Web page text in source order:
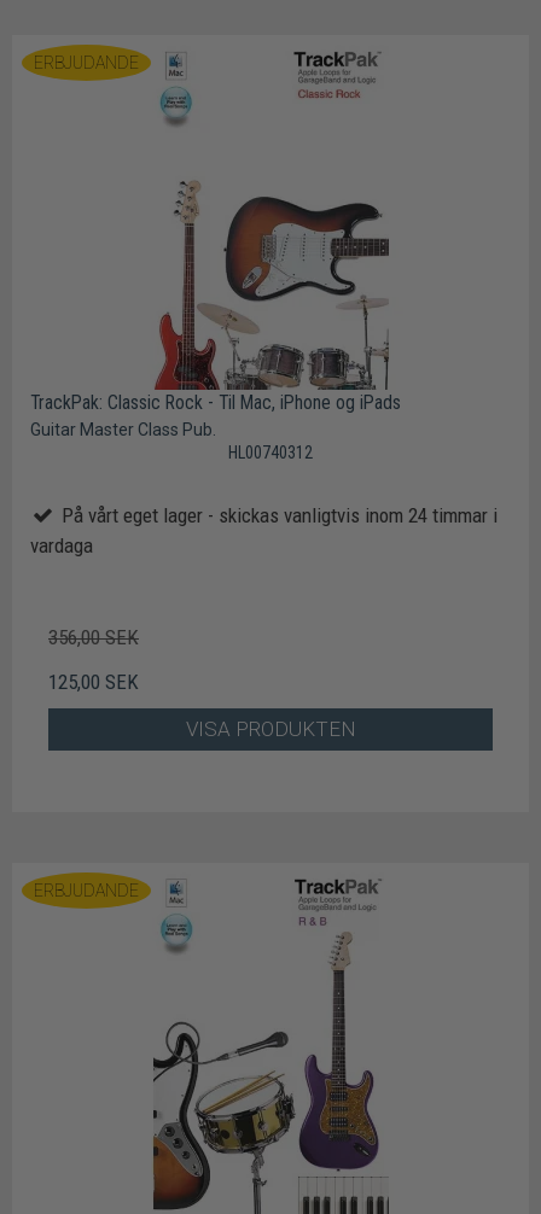
ERBJUDANDE
TrackPak: Classic Rock - Til Mac, iPhone og iPads
Guitar Master Class Pub.
HL00740312
På vårt eget lager - skickas vanligtvis inom 24 timmar i
vardaga
356,00 SEK
125,00 SEK
VISA PRODUKTEN
ERBJUDANDE